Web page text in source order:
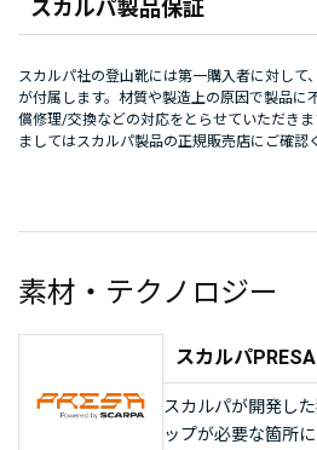
スカルパ製品保証
スカルパ社の登山靴には第一購入者に対して
が付属します。材質や製造上の原因で製品に
償修理/交換などの対応をとらせていただき
ましてはスカルパ製品の正規販売店にご確認
素材・テクノロジー
スカルパPRESA
スカルパが開発し
ップが必要な箇所